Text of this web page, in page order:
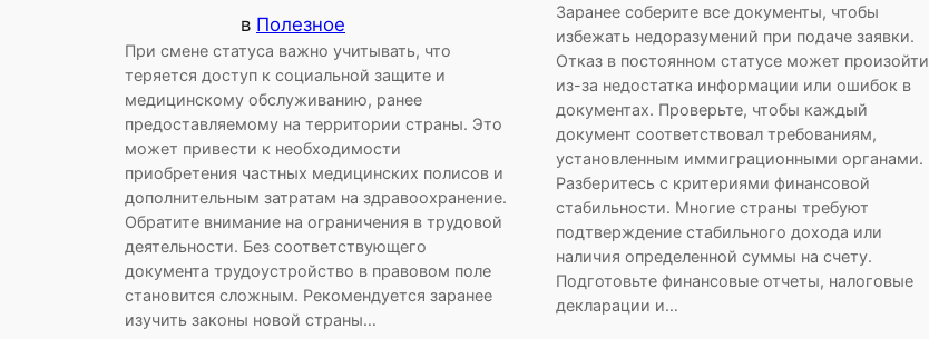
в Полезное
При смене статуса важно учитывать, что
теряется доступ к социальной защите и
медицинскому обслуживанию, ранее
предоставляемому на территории страны. Это
может привести к необходимости
приобретения частных медицинских полисов и
дополнительным затратам на здравоохранение.
Обратите внимание на ограничения в трудовой
деятельности. Без соответствующего
документа трудоустройство в правовом поле
становится сложным. Рекомендуется заранее
изучить законы новой страны…
Заранее соберите все документы, чтобы
избежать недоразумений при подаче заявки.
Отказ в постоянном статусе может произойти
из-за недостатка информации или ошибок в
документах. Проверьте, чтобы каждый
документ соответствовал требованиям,
установленным иммиграционными органами.
Разберитесь с критериями финансовой
стабильности. Многие страны требуют
подтверждение стабильного дохода или
наличия определенной суммы на счету.
Подготовьте финансовые отчеты, налоговые
декларации и…